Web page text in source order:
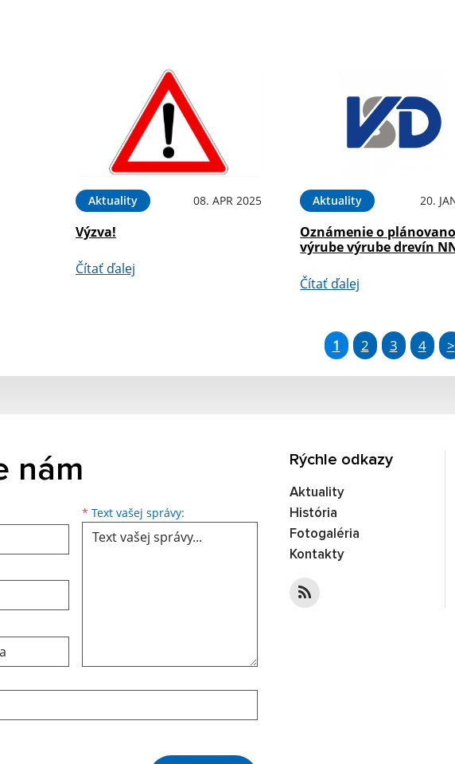
Aktuality 08. APR 2025
Výzva!
Čítať ďalej
Aktuality 20.
Oznámenie o
výrube výrube drevín
Čítať ďalej
1 2 3 4 >
nám
* Text vašej správy: Text vašej správy...
Rýchle odkazy
Aktuality
História
Fotogaléria
Kontakty